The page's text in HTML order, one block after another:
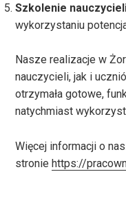
Szkolenie
wykorzystaniu
Nasze realizacje w
nauczycieli, jak i
otrzymała gotowe,
natychmiast
Więcej informacji o
stroniehttps://